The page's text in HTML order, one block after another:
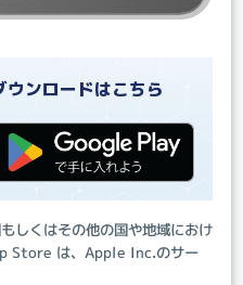
ウンロードはこちら
くはその他の国や地域におけ
Store は、Apple Inc.のサー